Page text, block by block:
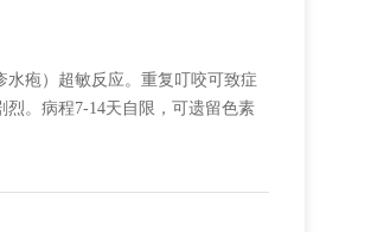
疱）超敏反应。重复叮咬可致症
。病程7-14天自限，可遗留色素